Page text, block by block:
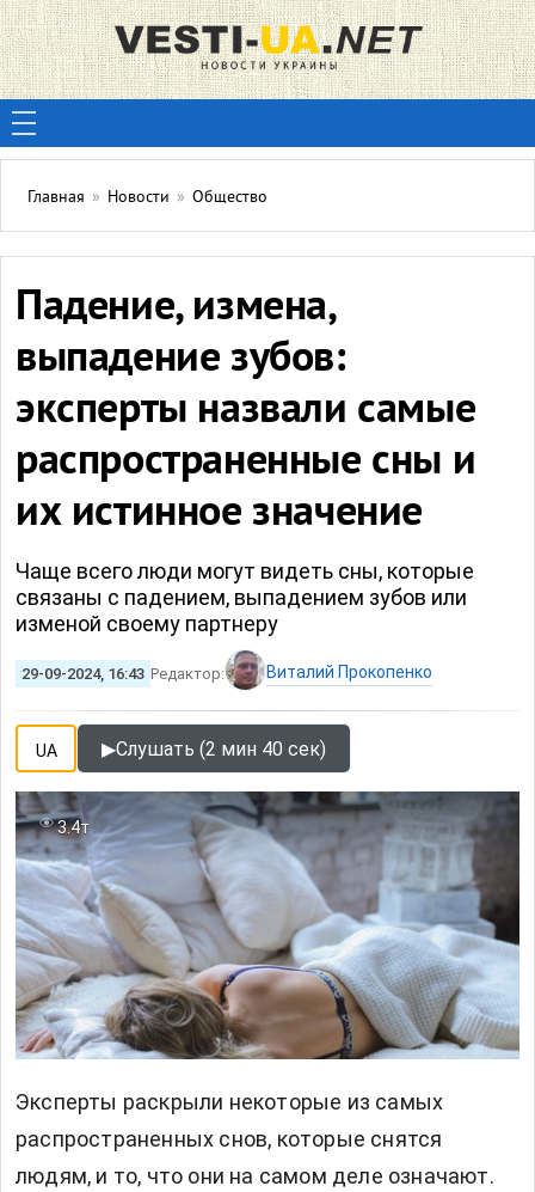
Главная » Новости » Общество
Падение, измена,
выпадение зубов:
эксперты назвали самые
распространенные сны и
их истинное значение
Чаще всего люди могут видеть сны, которые
связаны с падением, выпадением зубов или
изменой своему партнеру
29-09-2024, 16:43 Редактор: Виталий Прокопенко
UA ▶Слушать (2 мин 40 сек)
3.4т
Эксперты раскрыли некоторые из самых
распространенных снов, которые снятся
людям, и то, что они на самом деле означают.